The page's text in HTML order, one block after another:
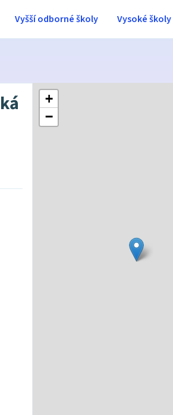
Vyšší odborné školy Vysoké školy
+
−